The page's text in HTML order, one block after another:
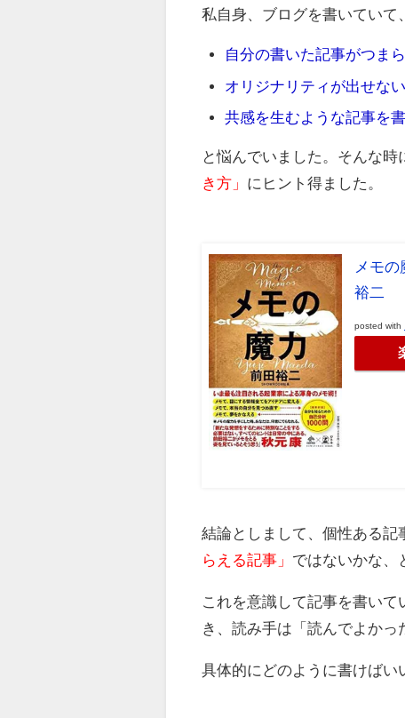
私自身、ブログを書いていて、
自分の書いた記事がつま
オリジナリティが出せない
共感を生むような記事を
と悩んでいました。そんな時
き方」 にヒント得ました。
メモ
裕二
posted with
結論としまして、個性ある記
らえる記事」 ではないかな、
これを意識して記事を書いて
き、読み手は「読んでよかっ
具体的にどのように書けばい